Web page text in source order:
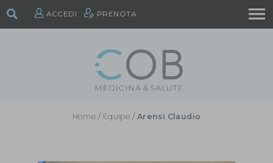
ACCEDI PRENOTA
Home / Equipe / Arensi Claudio